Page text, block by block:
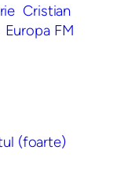
Cristian
Europa FM
(foarte)